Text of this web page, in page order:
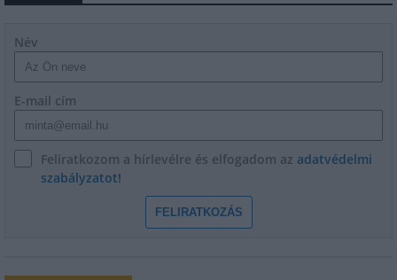
Név
E-mail cím
Feliratkozom a hírlevélre és elfogadom az adatvédelmi
szabályzatot!
FELIRATKOZÁS